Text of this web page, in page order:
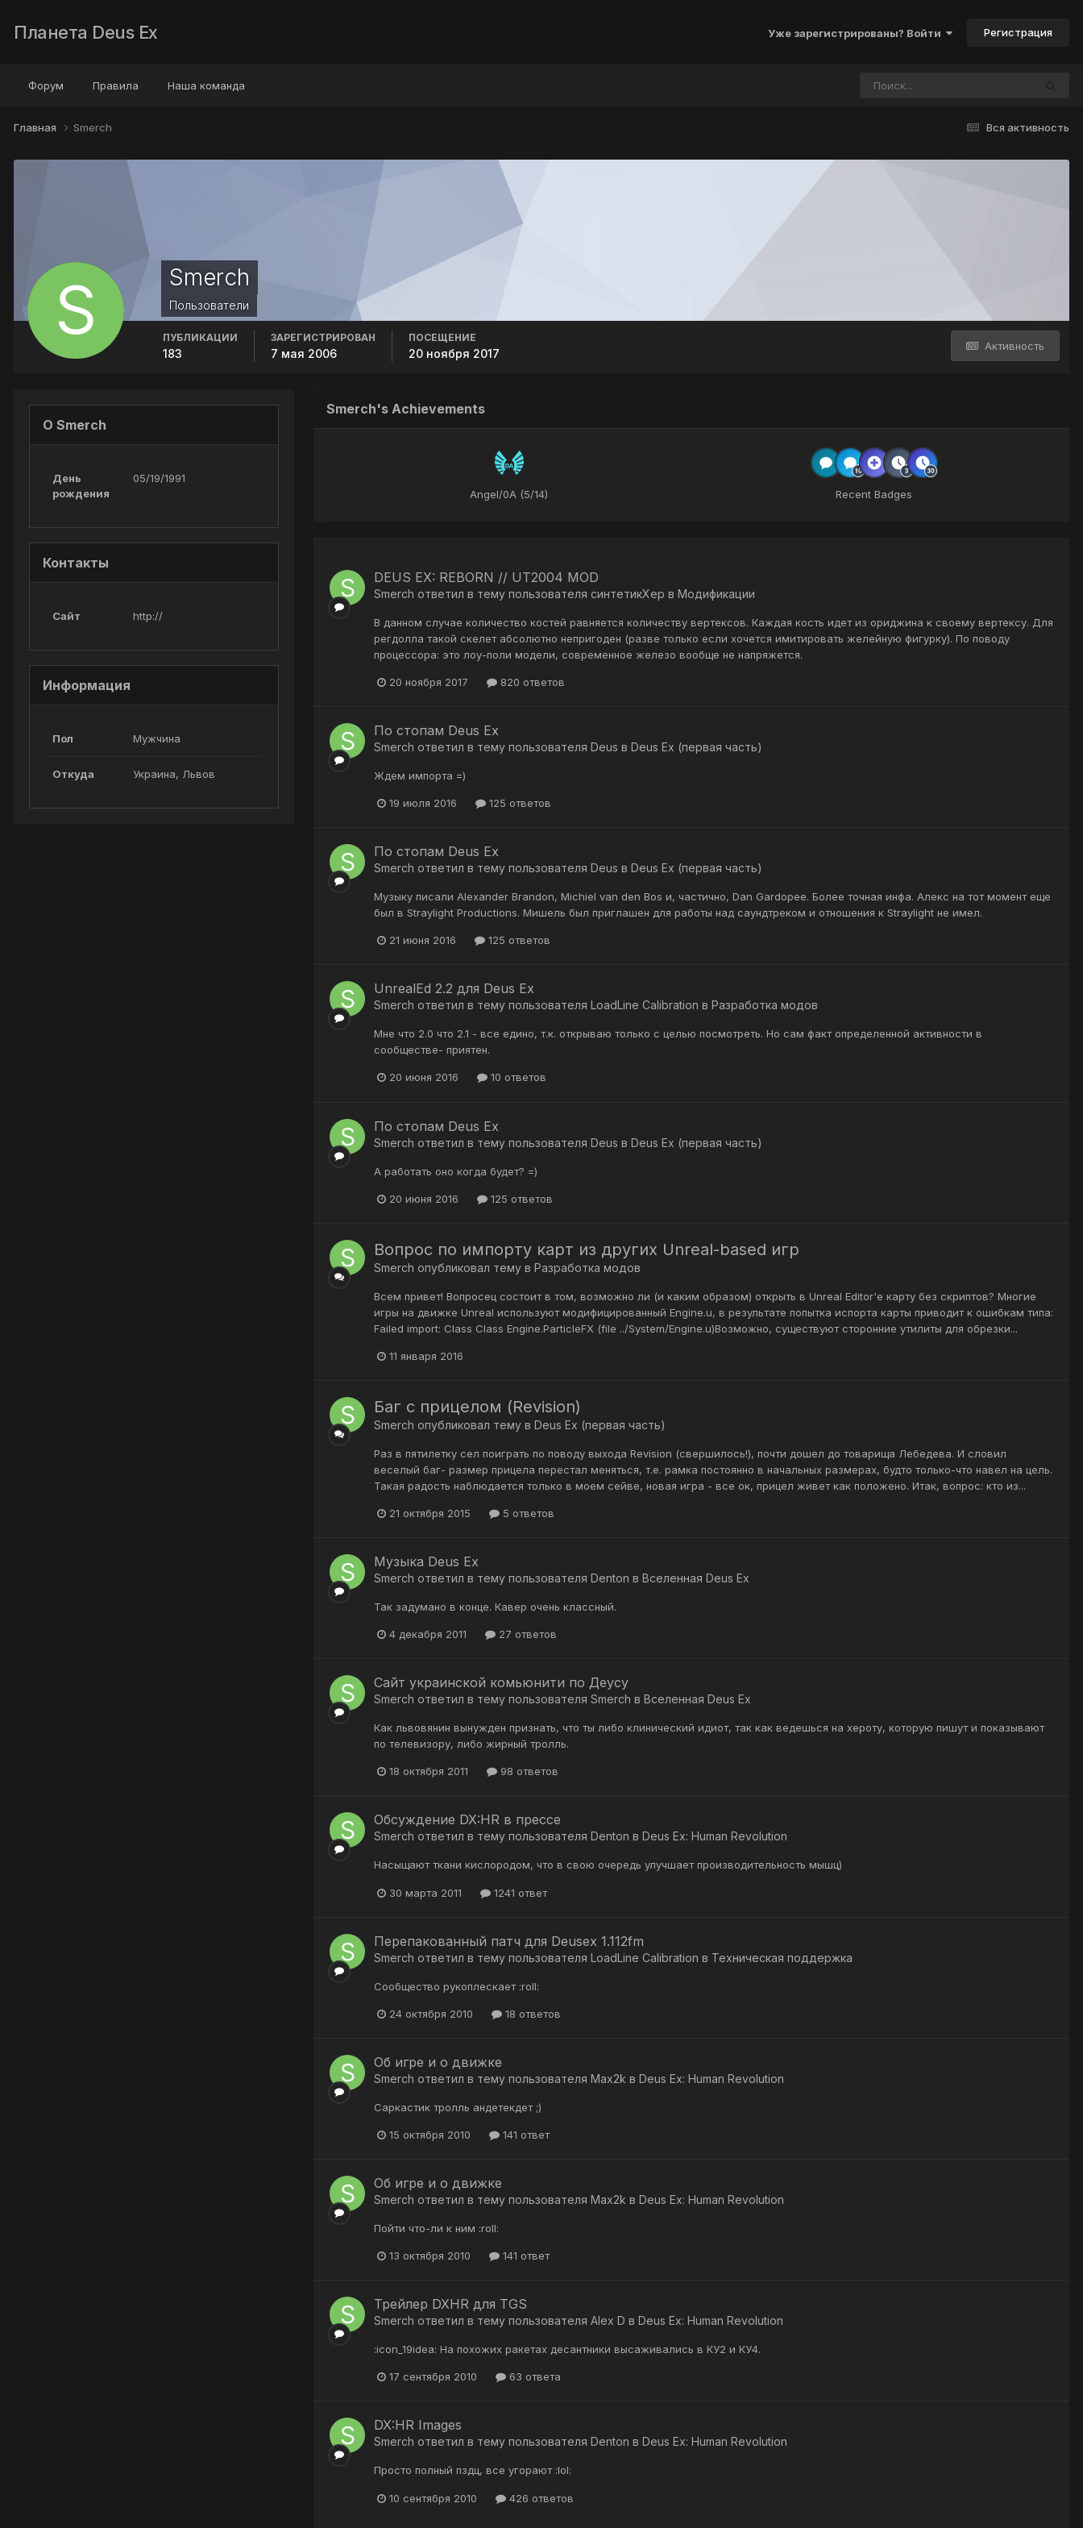
Планета Deus Ex Уже зарегистрированы? Войти Регистрация
Форум Правила Наша команда
Вся активность
Главная Smerch
Smerch
Пользователи
Активность
ПУБЛИКАЦИИ
183
ЗАРЕГИСТРИРОВАН
7 мая 2006
ПОСЕЩЕНИЕ
20 ноября 2017
О Smerch
День
рождения
05/19/1991
Контакты
Сайт http://
Информация
Пол Мужчина
Откуда Украина, Львов
Smerch's Achievements
Angel/0A (5/14) Recent Badges
DEUS EX: REBORN // UT2004 MOD
Smerch ответил в тему пользователя синтетикХер в Модификации
В данном случае количество костей равняется количеству вертексов. Каждая кость идет из ориджина к своему вертексу. Для
регдолла такой скелет абсолютно непригоден (разве только если хочется имитировать желейную фигурку). По поводу
процессора: это лоу-поли модели, современное железо вообще не напряжется.
20 ноября 2017 820 ответов
По стопам Deus Ex
Smerch ответил в тему пользователя Deus в Deus Ex (первая часть)
Ждем импорта =)
19 июля 2016 125 ответов
По стопам Deus Ex
Smerch ответил в тему пользователя Deus в Deus Ex (первая часть)
Музыку писали Alexander Brandon, Michiel van den Bos и, частично, Dan Gardopee. Более точная инфа. Алекс на тот момент еще
был в Straylight Productions. Мишель был приглашен для работы над саундтреком и отношения к Straylight не имел.
21 июня 2016 125 ответов
UnrealEd 2.2 для Deus Ex
Smerch ответил в тему пользователя LoadLine Calibration в Разработка модов
Мне что 2.0 что 2.1 - все едино, т.к. открываю только с целью посмотреть. Но сам факт определенной активности в
сообществе- приятен.
20 июня 2016 10 ответов
По стопам Deus Ex
Smerch ответил в тему пользователя Deus в Deus Ex (первая часть)
А работать оно когда будет? =)
20 июня 2016 125 ответов
Вопрос по импорту карт из других Unreal-based игр
Smerch опубликовал тему в Разработка модов
Всем привет! Вопросец состоит в том, возможно ли (и каким образом) открыть в Unreal Editor'е карту без скриптов? Многие
игры на движке Unreal используют модифицированный Engine.u, в результате попытка испорта карты приводит к ошибкам типа:
Failed import: Class Class Engine.ParticleFX (file ../System/Engine.u)Возможно, существуют сторонние утилиты для обрезки...
11 января 2016
Баг с прицелом (Revision)
Smerch опубликовал тему в Deus Ex (первая часть)
Раз в пятилетку сел поиграть по поводу выхода Revision (свершилось!), почти дошел до товарища Лебедева. И словил
веселый баг- размер прицела перестал меняться, т.е. рамка постоянно в начальных размерах, будто только-что навел на цель.
Такая радость наблюдается только в моем сейве, новая игра - все ок, прицел живет как положено. Итак, вопрос: кто из...
21 октября 2015 5 ответов
Музыка Deus Ex
Smerch ответил в тему пользователя Denton в Вселенная Deus Ex
Так задумано в конце. Кавер очень классный.
4 декабря 2011 27 ответов
Сайт украинской комьюнити по Деусу
Smerch ответил в тему пользователя Smerch в Вселенная Deus Ex
Как львовянин вынужден признать, что ты либо клинический идиот, так как ведешься на хероту, которую пишут и показывают
по телевизору, либо жирный тролль.
18 октября 2011 98 ответов
Обсуждение DX:HR в прессе
Smerch ответил в тему пользователя Denton в Deus Ex: Human Revolution
Насыщают ткани кислородом, что в свою очередь улучшает производительность мышц)
30 марта 2011 1241 ответ
Перепакованный патч для Deusex 1.112fm
Smerch ответил в тему пользователя LoadLine Calibration в Техническая поддержка
Сообщество рукоплескает :roll:
24 октября 2010 18 ответов
Об игре и о движке
Smerch ответил в тему пользователя Max2k в Deus Ex: Human Revolution
Саркастик тролль андетекдет ;)
15 октября 2010 141 ответ
Об игре и о движке
Smerch ответил в тему пользователя Max2k в Deus Ex: Human Revolution
Пойти что-ли к ним :roll:
13 октября 2010 141 ответ
Трейлер DXHR для TGS
Smerch ответил в тему пользователя Alex D в Deus Ex: Human Revolution
:icon_19idea: На похожих ракетах десантники высаживались в КУ2 и КУ4.
17 сентября 2010 63 ответа
DX:HR Images
Smerch ответил в тему пользователя Denton в Deus Ex: Human Revolution
Просто полный пздц, все угорают :lol:
10 сентября 2010 426 ответов